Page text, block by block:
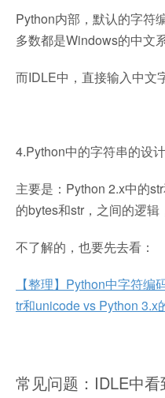
Python内部，默认的字符
多数都是Windows的中文
而IDLE中，直接输入中文
4.Python中的字符串的设计
主要是：Python 2.x中的
的bytes和str，之间的逻辑
不了解的，也要先去看：
【整理】Python中字符
tr和unicode vs Python 3.x
常见问题：IDLE中